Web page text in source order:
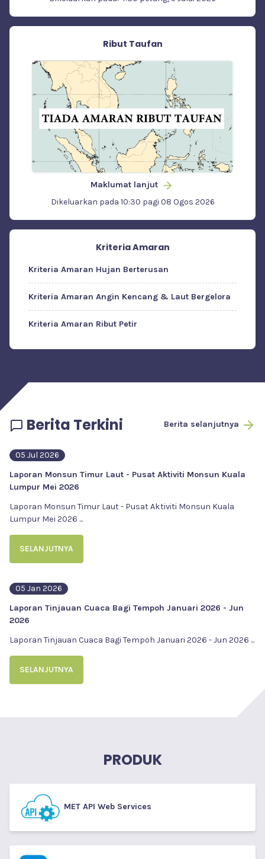
Ribut Taufan
Maklumat lanjut
Dikeluarkan pada 10:30 pagi 08 Ogos 2026
Kriteria Amaran
Kriteria Amaran Hujan Berterusan
Kriteria Amaran Angin Kencang & Laut Bergelora
Kriteria Amaran Ribut Petir
Berita Terkini Berita selanjutnya
05 Jul 2026
Laporan Monsun Timur Laut - Pusat Aktiviti Monsun Kuala
Lumpur Mei 2026
Laporan Monsun Timur Laut - Pusat Aktiviti Monsun Kuala
Lumpur Mei 2026 ...
SELANJUTNYA
05 Jan 2026
Laporan Tinjauan Cuaca Bagi Tempoh Januari 2026 - Jun
2026
Laporan Tinjauan Cuaca Bagi Tempoh Januari 2026 - Jun 2026 ...
SELANJUTNYA
PRODUK
MET API Web Services